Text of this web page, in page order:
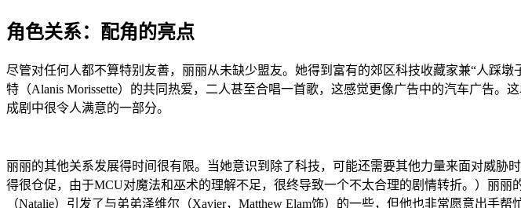
角色关系：配角的亮点
尽管对任何人都不算特别友善，丽丽从未缺少盟友。她得到富有的郊区科技收藏家兼“人踩
特（Alanis Morissette）的共同热爱，二人甚至合唱一首歌，这感觉更像广告中的汽车广告。
成剧中很令人满意的一部分。
丽丽的其他关系发展得时间很有限。当她意识到除了科技，可能还需要其他力量来面对威
得很仓促，由于MCU对魔法和巫术的理解不足，很终导致一个不太合理的剧情转折。）丽
（Natalie）引发了与弟弟泽维尔（Xavier，Matthew Elam饰）的一些，但他也非常愿意出